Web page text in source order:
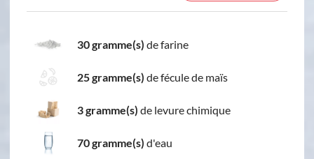
30 gramme(s) de farine
25 gramme(s) de fécule de maïs
3 gramme(s) de levure chimique
70 gramme(s) d'eau